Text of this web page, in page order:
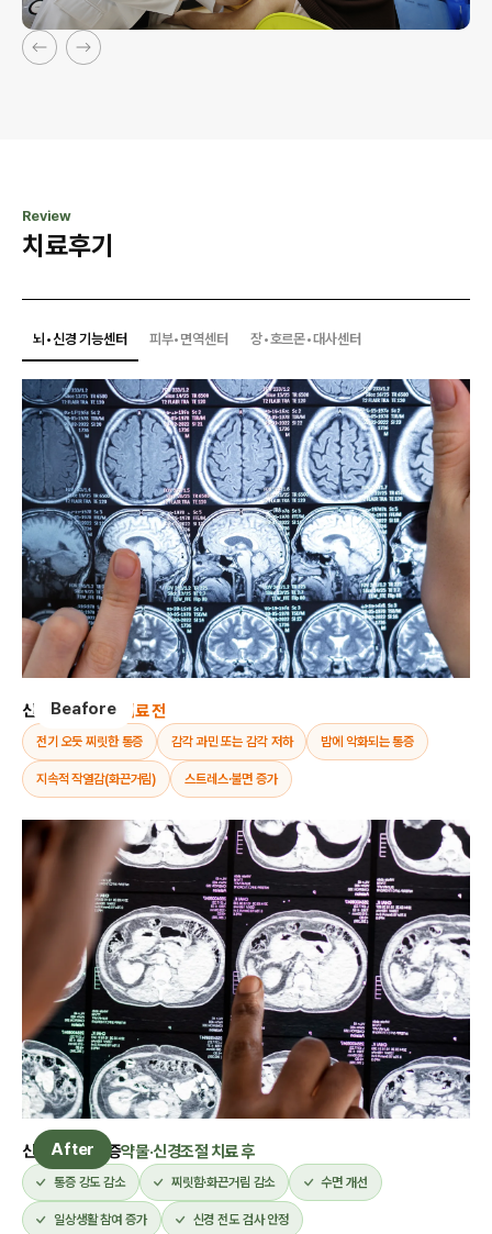
Review
치료후기
뇌•신경 기능센터 피부•면역센터 장•호르몬•대사센터
Beafore
신경병증성 통증 치료 전
전기 오듯 찌릿한 통증 감각 과민 또는 감각 저하 밤에 악화되는 통증
지속적 작열감(화끈거림) 스트레스·불면 증가
After
신경병증성 통증약물·신경조절 치료 후
통증 강도 감소 찌릿함·화끈거림 감소 수면 개선
일상생활 참여 증가 신경 전도 검사 안정